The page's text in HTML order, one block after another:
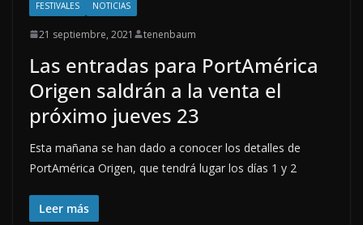
FESTIVALES NOTICIAS
21 septiembre, 2021 tenenbaum
Las entradas para PortAmérica
Origen saldrán a la venta el
próximo jueves 23
Esta mañana se han dado a conocer los detalles de
PortAmérica Origen, que tendrá lugar los días 1 y 2
Leer más